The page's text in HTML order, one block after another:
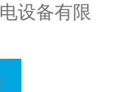
设备有限